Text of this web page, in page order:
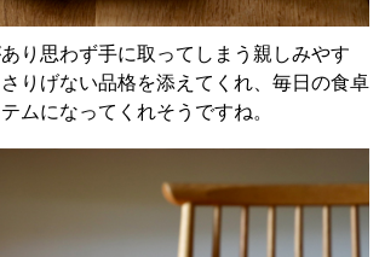
り思わず手に取ってしまう親しみやす
りげない品格を添えてくれ、毎日の食卓
ムになってくれそうですね。